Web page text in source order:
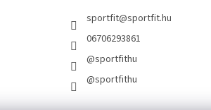
sportfit@sportfit.hu
06706293861
@sportfithu
@sportfithu